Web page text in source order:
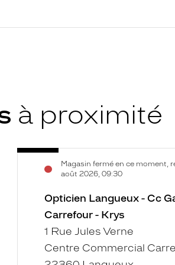
à proximité
Opticien
Langueux
Galerie
Carrefour
Magasin fermé en ce moment,
août 2026, 09:30
Voir
Opticien Langueux - Cc
Carrefour - Krys
1 Rue Jules Verne
Centre Commercial